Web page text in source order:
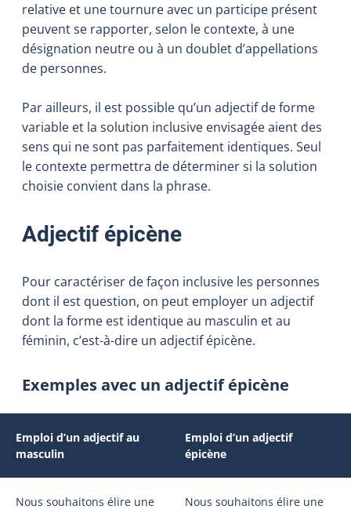
relative et une tournure avec un participe présent
peuvent se rapporter, selon le contexte, à une
désignation neutre ou à un doublet d’appellations
de personnes.
Par ailleurs, il est possible qu’un adjectif de forme
variable et la solution inclusive envisagée aient des
sens qui ne sont pas parfaitement identiques. Seul
le contexte permettra de déterminer si la solution
choisie convient dans la phrase.
Adjectif épicène
Pour caractériser de façon inclusive les personnes
dont il est question, on peut employer un adjectif
dont la forme est identique au masculin et au
féminin, c’est-à-dire un adjectif épicène.
Exemples avec un adjectif épicène
Emploi d’un adjectif au
masculin
Emploi d’un adjectif
épicène
Nous souhaitons élire une
Nous souhaitons élire une